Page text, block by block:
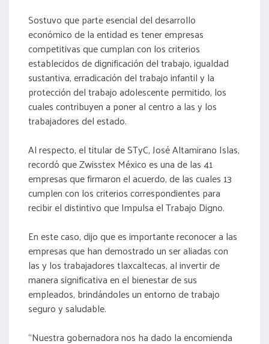
Sostuvo que parte esencial del desarrollo
económico de la entidad es tener empresas
competitivas que cumplan con los criterios
establecidos de dignificación del trabajo, igualdad
sustantiva, erradicación del trabajo infantil y la
protección del trabajo adolescente permitido, los
cuales contribuyen a poner al centro a las y los
trabajadores del estado.
Al respecto, el titular de STyC, José Altamirano Islas,
recordó que Zwisstex México es una de las 41
empresas que firmaron el acuerdo, de las cuales 13
cumplen con los criterios correspondientes para
recibir el distintivo que Impulsa el Trabajo Digno.
En este caso, dijo que es importante reconocer a las
empresas que han demostrado un ser aliadas con
las y los trabajadores tlaxcaltecas, al invertir de
manera significativa en el bienestar de sus
empleados, brindándoles un entorno de trabajo
seguro y saludable.
“Nuestra gobernadora nos ha dado la encomienda